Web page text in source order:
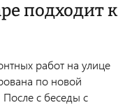
подходит к
работ на улице
по новой
с беседы с